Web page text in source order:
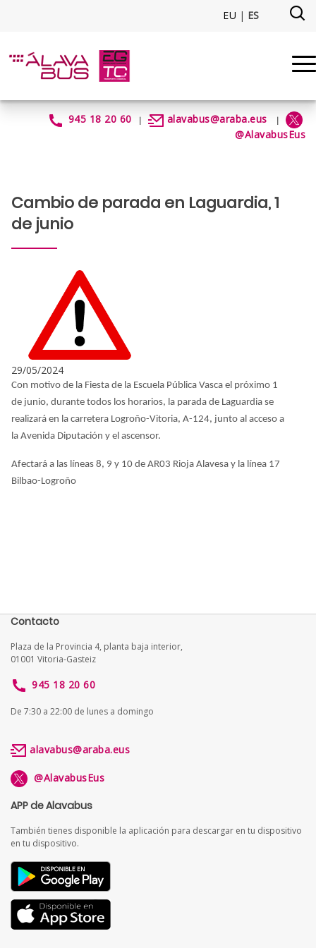
EU | ES
Cambio de parada en
945 18 20 60 | alavabus@araba.eus |
@AlavabusEus
Cambio de parada en Laguardia, 1
de junio
29/05/2024
Con motivo de la Fiesta de la Escuela Pública Vasca el próximo 1
de junio, durante todos los horarios, la parada de Laguardia se
realizará en la carretera Logroño-Vitoria, A-124, junto al acceso a
la Avenida Diputación y el ascensor.
Afectará a las líneas 8, 9 y 10 de AR03 Rioja Alavesa y la línea 17
Bilbao-Logroño
Contacto
Plaza de la Provincia 4, planta baja interior,
01001 Vitoria-Gasteiz
945 18 20 60
De 7:30 a 22:00 de lunes a domingo
alavabus@araba.eus
@AlavabusEus
APP de Alavabus
También tienes disponible la aplicación para descargar en tu dispositivo
en tu dispositivo.